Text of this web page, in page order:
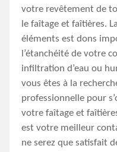
votre revêtement de
le faîtage et faîtières.
éléments est dons
l’étanchéité de votre
infiltration d’eau ou
vous êtes à la
professionnelle pour
votre faîtage et
est votre meilleur
ne serez que satisfait